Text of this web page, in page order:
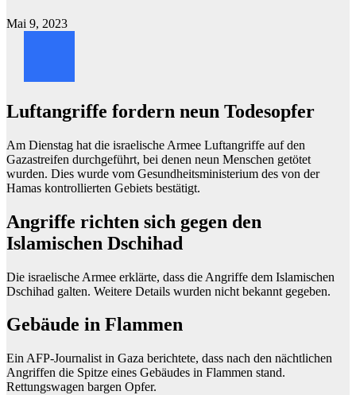
Mai 9, 2023
Luftangriffe fordern neun Todesopfer
Am Dienstag hat die israelische Armee Luftangriffe auf den
Gazastreifen durchgeführt, bei denen neun Menschen getötet
wurden. Dies wurde vom Gesundheitsministerium des von der
Hamas kontrollierten Gebiets bestätigt.
Angriffe richten sich gegen den
Islamischen Dschihad
Die israelische Armee erklärte, dass die Angriffe dem Islamischen
Dschihad galten. Weitere Details wurden nicht bekannt gegeben.
Gebäude in Flammen
Ein AFP-Journalist in Gaza berichtete, dass nach den nächtlichen
Angriffen die Spitze eines Gebäudes in Flammen stand.
Rettungswagen bargen Opfer.